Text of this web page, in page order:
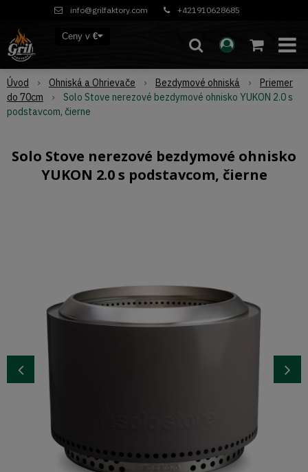
info@grilfaktory.com +421910628685
Ceny v €
Úvod Ohniská a Ohrievače Bezdymové ohniská
Priemer
do 70cm
Solo Stove nerezové bezdymové ohnisko YUKON 2.0 s
podstavcom, čierne
Solo Stove nerezové bezdymové ohnisko
YUKON 2.0 s podstavcom, čierne